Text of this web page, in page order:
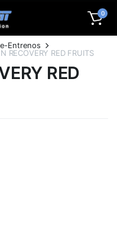
0
Entrenos
RECOVERY RED FRUITS
RED